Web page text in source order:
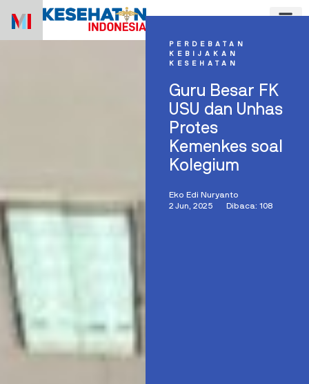
PERDEBATAN
KEBIJAKAN
KESEHATAN
Guru Besar FK
USU dan Unhas
Protes
Kemenkes soal
Kolegium
Eko Edi Nuryanto
2 Jun, 2025
Dibaca: 108